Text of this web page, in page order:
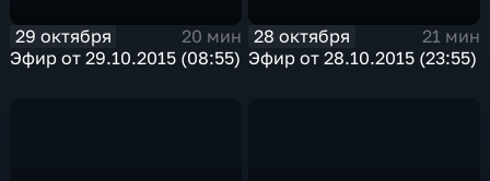
29 октября
20 мин
Эфир от 29.10.2015 (08:55)
28 октября
21 мин
Эфир от 28.10.2015 (23:55)